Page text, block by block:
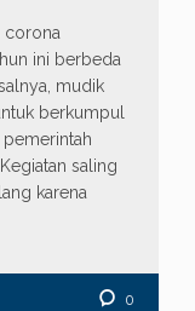
corona
ini berbeda
mudik
berkumpul
saling
karena
0